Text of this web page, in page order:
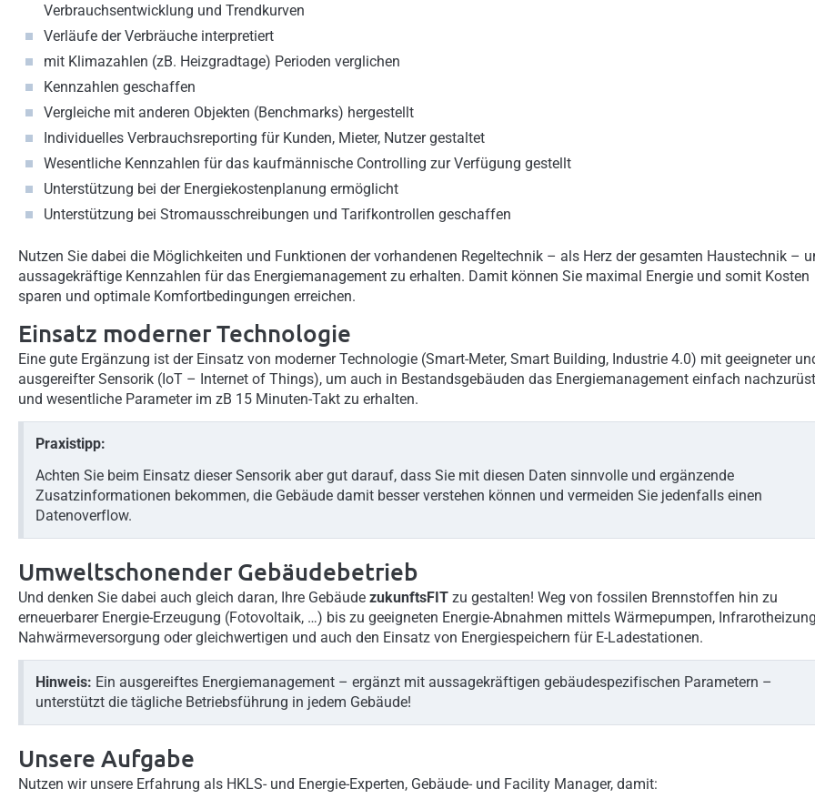
Verbrauchsentwicklung und Trendkurven
Verläufe der Verbräuche interpretiert
mit Klimazahlen (zB. Heizgradtage) Perioden verglichen
Kennzahlen geschaffen
Vergleiche mit anderen Objekten (Benchmarks) hergestellt
Individuelles Verbrauchsreporting für Kunden, Mieter, Nutzer gestaltet
Wesentliche Kennzahlen für das kaufmännische Controlling zur Verfügung gestellt
Unterstützung bei der Energiekostenplanung ermöglicht
Unterstützung bei Stromausschreibungen und Tarifkontrollen geschaffen
Nutzen Sie dabei die Möglichkeiten und Funktionen der vorhandenen Regeltechnik – als Herz der gesamten Haustechnik –
aussagekräftige Kennzahlen für das Energiemanagement zu erhalten. Damit können Sie maximal Energie und somit Kosten
sparen und optimale Komfortbedingungen erreichen.
Einsatz moderner Technologie
Eine gute Ergänzung ist der Einsatz von moderner Technologie (Smart-Meter, Smart Building, Industrie 4.0) mit geeigneter
ausgereifter Sensorik (IoT – Internet of Things), um auch in Bestandsgebäuden das Energiemanagement einfach
und wesentliche Parameter im zB 15 Minuten-Takt zu erhalten.
Praxistipp:
Achten Sie beim Einsatz dieser Sensorik aber gut darauf, dass Sie mit diesen Daten sinnvolle und ergänzende
Zusatzinformationen bekommen, die Gebäude damit besser verstehen können und vermeiden Sie jedenfalls einen
Datenoverflow.
Umweltschonender Gebäudebetrieb
Und denken Sie dabei auch gleich daran, Ihre Gebäude zukunftsFIT zu gestalten! Weg von fossilen Brennstoffen hin zu
erneuerbarer Energie-Erzeugung (Fotovoltaik, …) bis zu geeigneten Energie-Abnahmen mittels Wärmepumpen,
Nahwärmeversorgung oder gleichwertigen und auch den Einsatz von Energiespeichern für E-Ladestationen.
Hinweis: Ein ausgereiftes Energiemanagement – ergänzt mit aussagekräftigen gebäudespezifischen Parametern –
unterstützt die tägliche Betriebsführung in jedem Gebäude!
Unsere Aufgabe
Nutzen wir unsere Erfahrung als HKLS- und Energie-Experten, Gebäude- und Facility Manager, damit: